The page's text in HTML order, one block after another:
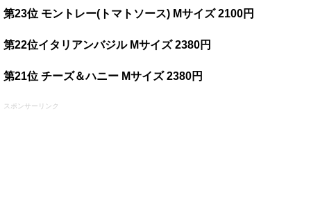
第23位 モントレー(トマトソース) Mサイズ 2100円
第22位イタリアンバジル Mサイズ 2380円
第21位 チーズ＆ハニー Mサイズ 2380円
スポンサーリンク